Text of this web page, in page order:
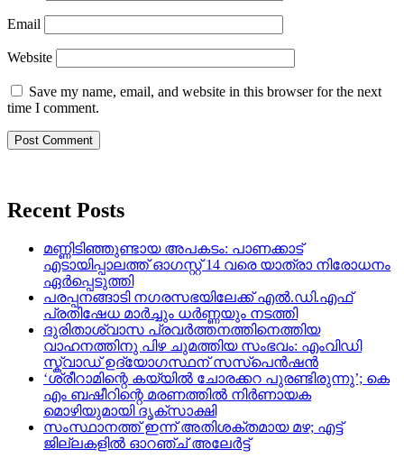
Email
Website
Save my name, email, and website in this browser for the next
time I comment.
Recent Posts
മണ്ണിടിഞ്ഞുണ്ടായ അപകടം: പാണക്കാട്
എടായിപ്പാലത്ത് ഓഗസ്റ്റ് 14 വരെ യാത്രാ നിരോധനം
ഏര്‍പ്പെടുത്തി
പരപ്പനങ്ങാടി നഗരസഭയിലേക്ക് എൽ.ഡി.എഫ്
പ്രതിഷേധ മാർച്ചും ധർണ്ണയും നടത്തി
ദുരിതാശ്വാസ പ്രവർത്തനത്തിനെത്തിയ
വാഹനത്തിനു പിഴ ചുമത്തിയ സംഭവം: എംവിഡി
സ്ക്വാഡ് ഉദ്യോഗസ്ഥന് സസ്പെൻഷൻ
‘ശ്രീറാമിന്റെ കയ്യിൽ ചോരക്കറ പുരണ്ടിരുന്നു’; കെ
എം ബഷീറിന്റെ മരണത്തിൽ നിർണായക
മൊഴിയുമായി ദൃക്‌സാക്ഷി
സംസ്ഥാനത്ത് ഇന്ന് അതിശക്തമായ മഴ; എട്ട്
ജില്ലകളിൽ ഓറഞ്ച് അലേര്‍ട്ട്